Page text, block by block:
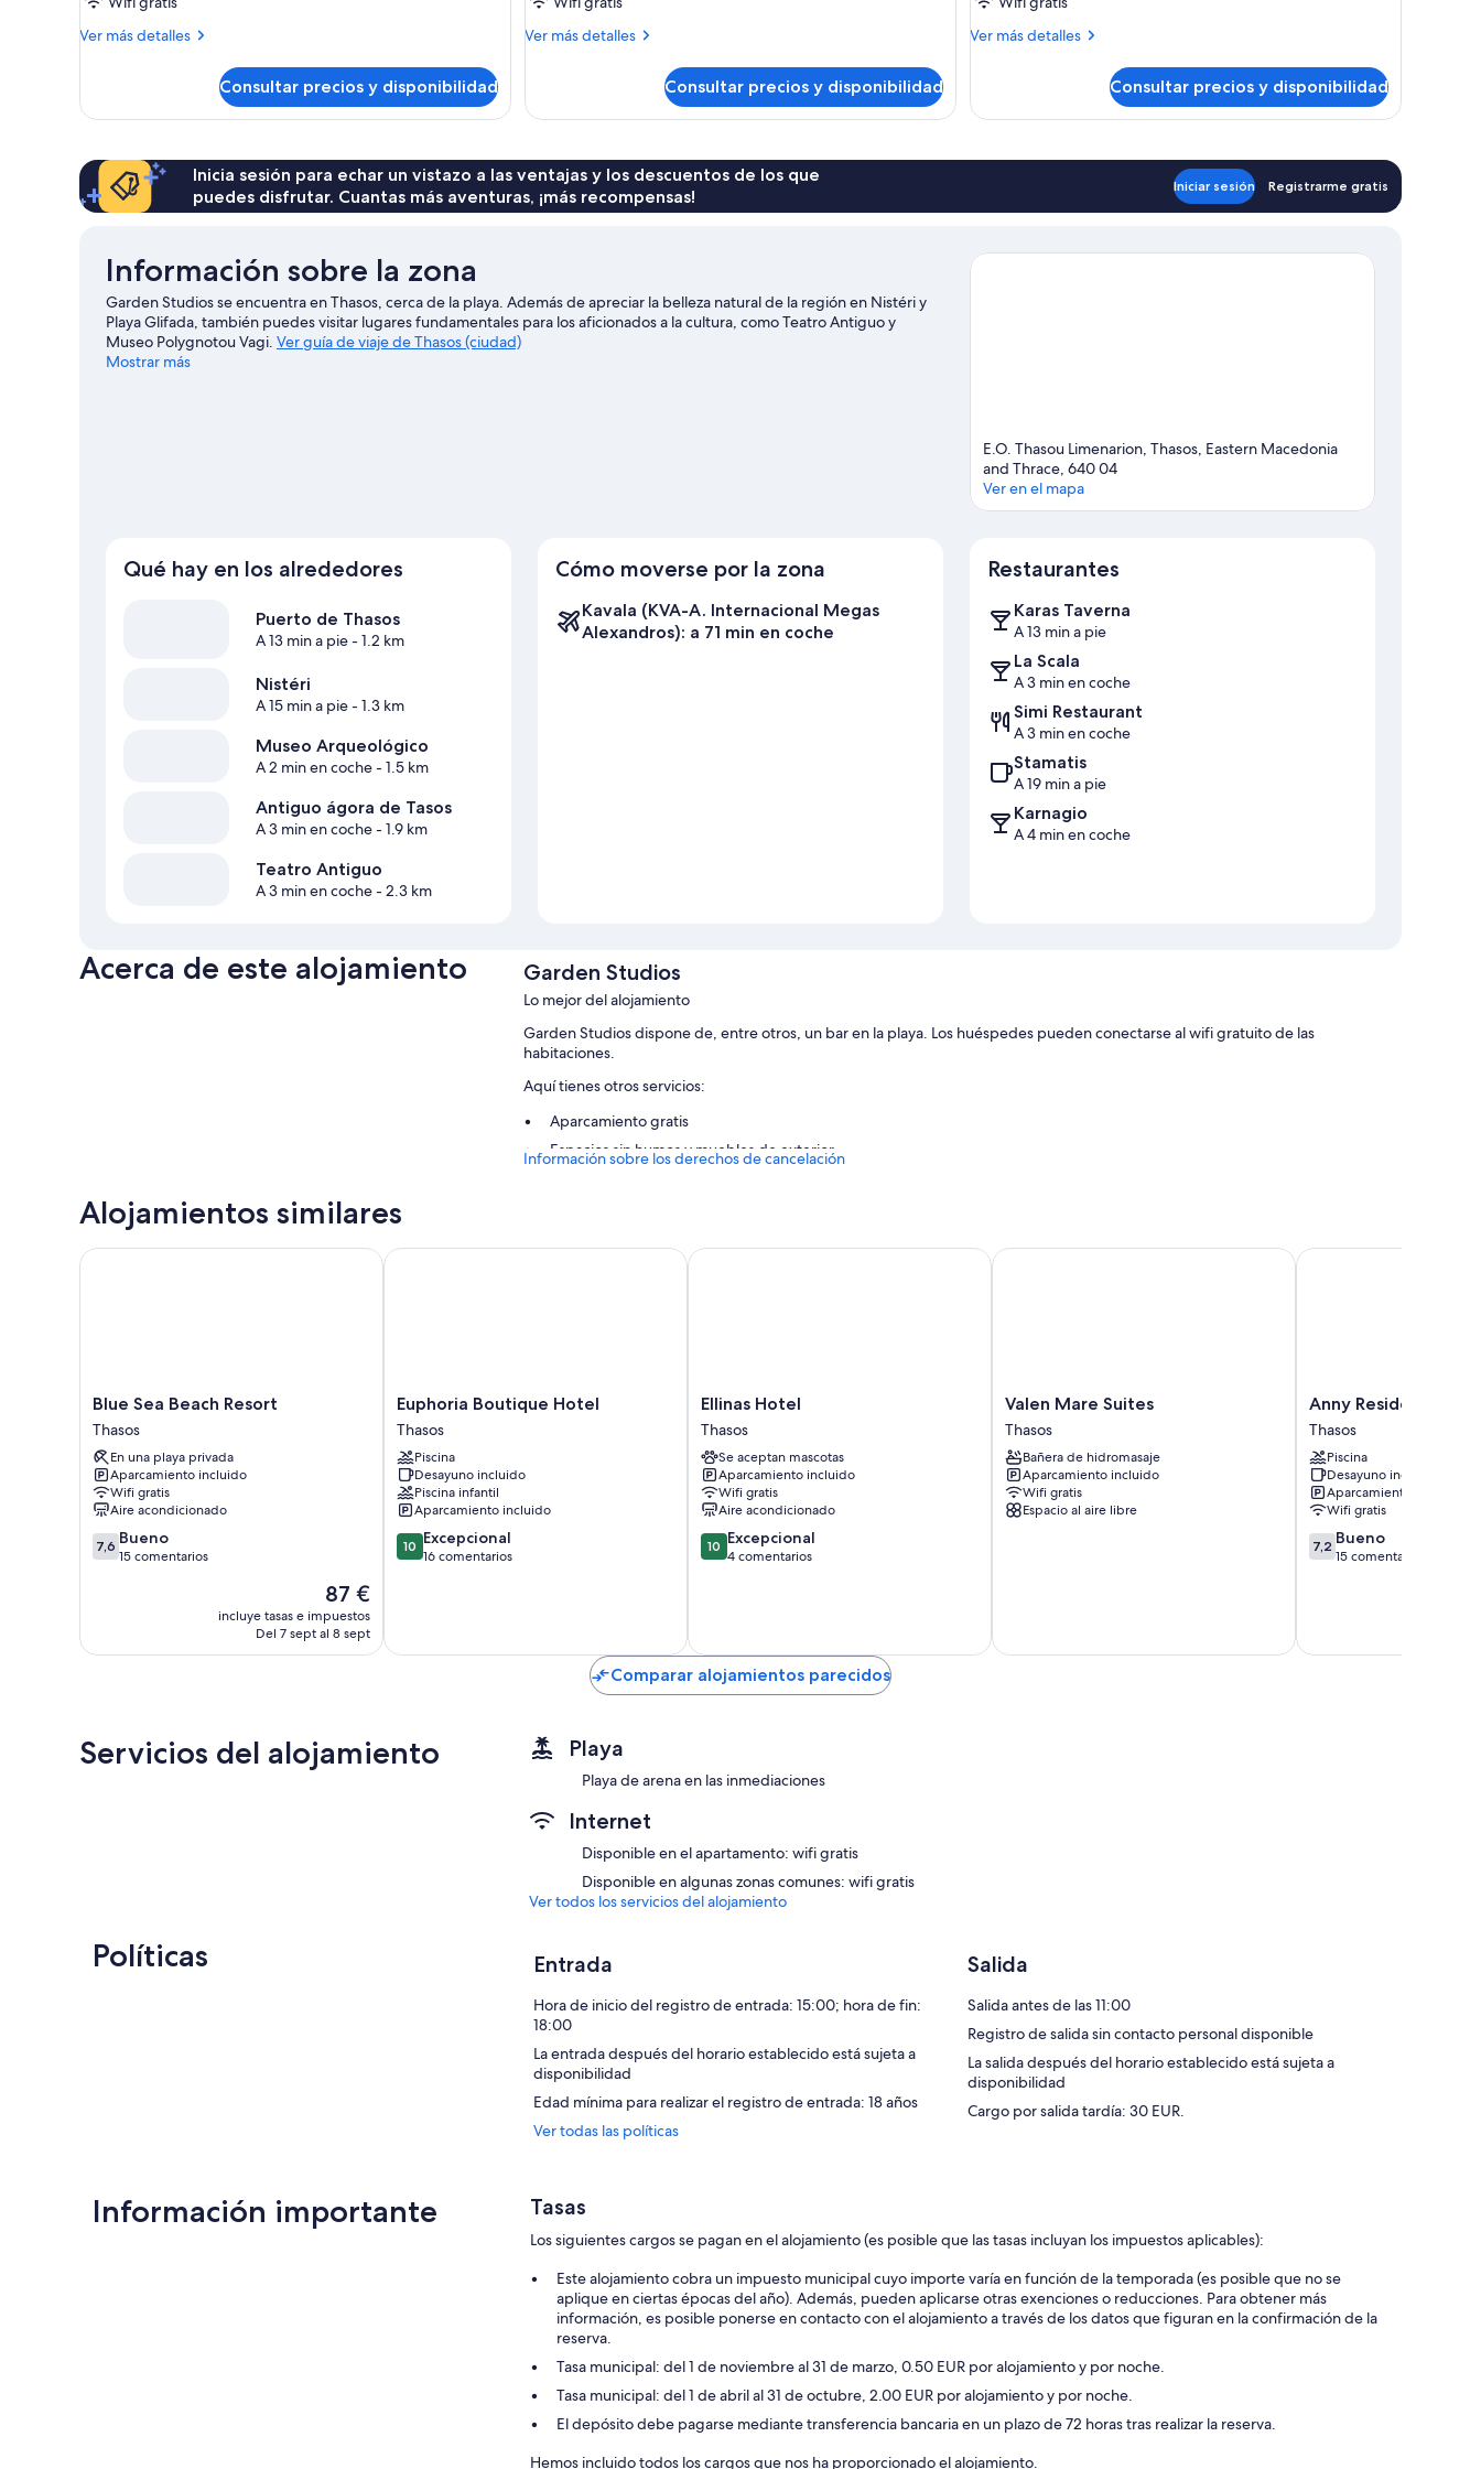
Ver más detalles
Más
cuádruple
Consultar precios y disponibilidad
Ver más detalles
Más
estándar
Consultar precios y disponibilidad
Ver más detalles
Más
económica
Consultar precios y disponibilidad
Inicia sesión para echar un vistazo a las ventajas y los descuentos de los que
puedes disfrutar. Cuantas más aventuras, ¡más recompensas!
Iniciar sesión Registrarme gratis
Información sobre la zona
Garden Studios se encuentra en Thasos, cerca de la playa. Además de apreciar la belleza natural de la región en Nistéri y
Playa Glifada, también puedes visitar lugares fundamentales para los aficionados a la cultura, como Teatro Antiguo y
Museo Polygnotou Vagi. Ver guía de viaje de Thasos (ciudad)
Mostrar más
E.O. Thasou Limenarion, Thasos, Eastern Macedonia
and Thrace, 640 04
Ver en el mapa
Qué hay en los alrededores
Puerto de Thasos
A 13 min a pie- 1.2 km
Nistéri
A 15 min a pie- 1.3 km
Museo Arqueológico
A 2 min en coche- 1.5 km
Antiguo ágora de Tasos
A 3 min en coche- 1.9 km
Teatro Antiguo
A 3 min en coche- 2.3 km
Cómo moverse por la zona
Kavala (KVA-A. Internacional Megas
Alexandros): a 71 min en coche
Restaurantes
Karas Taverna
A 13 min a pie
La Scala
A 3 min en coche
Simi Restaurant
A 3 min en coche
Stamatis
A 19 min a pie
Karnagio
A 4 min en coche
Acerca de este alojamiento Garden Studios
Lo mejor del alojamiento
Garden Studios dispone de, entre otros, un bar en la playa. Los huéspedes pueden conectarse al wifi gratuito de las
habitaciones.
Aquí tienes otros servicios:
Aparcamiento gratis
Espacios sin humos y muebles de exterior
Además, otros servicios que encontrarás incluyen:
Información sobre los derechos de cancelación
Alojamientos similares
Blue
Sea
Beach
Resort
Thasos
Blue Sea Beach Resort
Thasos
En una playa privada
Aparcamiento incluido
Wifi gratis
Aire acondicionado
7.6
sobre
7,6 Bueno
15 comentarios
El
precio
actual
87 €
incluye tasas e impuestos
Del 7 sept al 8 sept
Blue Sea Beach Resort
Euphoria
Boutique
Hotel
Thasos
Euphoria Boutique Hotel
Thasos
Piscina
Desayuno incluido
Piscina infantil
Aparcamiento incluido
10.0
sobre
10 Excepcional
16 comentarios
Euphoria Boutique Hotel
Ellinas
Hotel
Thasos
Ellinas Hotel
Thasos
Se aceptan mascotas
Aparcamiento incluido
Wifi gratis
Aire acondicionado
10.0
sobre
10 Excepcional
4 comentarios
Ellinas Hotel
Valen
Mare
Suites
Thasos
Valen Mare Suites
Thasos
Bañera de hidromasaje
Aparcamiento incluido
Wifi gratis
Espacio al aire libre
Valen Mare Suites
Anny
Residences
&
Suites
Thasos
Anny Residences &
Thasos
Piscina
Desayuno incluido
Aparcamiento incluido
Wifi gratis
7.2
sobre
7,2 Bueno
15 comentarios
Anny Residences &
Comparar alojamientos parecidos
Servicios del alojamiento Playa
Playa de arena en las inmediaciones
Internet
Disponible en el apartamento: wifi gratis
Disponible en algunas zonas comunes: wifi gratis
Ver todos los servicios del alojamiento
Políticas Entrada
Hora de inicio del registro de entrada: 15:00; hora de fin:
18:00
La entrada después del horario establecido está sujeta a
disponibilidad
Edad mínima para realizar el registro de entrada: 18 años
Salida
Salida antes de las 11:00
Registro de salida sin contacto personal disponible
La salida después del horario establecido está sujeta a
disponibilidad
Cargo por salida tardía: 30 EUR.
Ver todas las políticas
Información importante Tasas
Los siguientes cargos se pagan en el alojamiento (es posible que las tasas incluyan los impuestos aplicables):
Este alojamiento cobra un impuesto municipal cuyo importe varía en función de la temporada (es posible que no se
aplique en ciertas épocas del año). Además, pueden aplicarse otras exenciones o reducciones. Para obtener más
información, es posible ponerse en contacto con el alojamiento a través de los datos que figuran en la confirmación de la
reserva.
Tasa municipal: del 1 de noviembre al 31 de marzo, 0.50 EUR por alojamiento y por noche.
Tasa municipal: del 1 de abril al 31 de octubre, 2.00 EUR por alojamiento y por noche.
El depósito debe pagarse mediante transferencia bancaria en un plazo de 72 horas tras realizar la reserva.
Hemos incluido todos los cargos que nos ha proporcionado el alojamiento.